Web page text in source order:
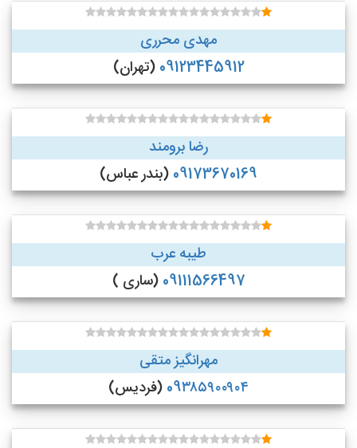
مهدی محرری
09123445912 (تهران)
رضا برومند
09173670169 (بندر عباس)
طیبه عرب
09111566497 (ساری )
مهرانگیز متقی
09۳۸۵۹۰۰۹۰۴ (فردیس)